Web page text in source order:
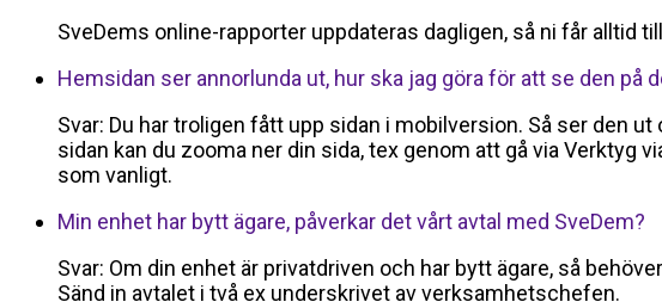
SveDems online-rapporter uppdateras dagligen, så ni får alltid
Hemsidan ser annorlunda ut, hur ska jag göra för att se den på
Svar: Du har troligen fått upp sidan i mobilversion. Så ser den
sidan kan du zooma ner din sida, tex genom att gå via Verktyg
som vanligt.
Min enhet har bytt ägare, påverkar det vårt avtal med SveDem?
Svar: Om din enhet är privatdriven och har bytt ägare, så
Sänd in avtalet i två ex underskrivet av verksamhetschefen.